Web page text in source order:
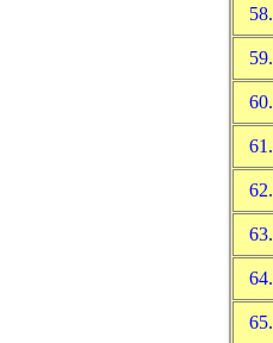
58.
59.
60.
61.
62.
63.
64.
65.